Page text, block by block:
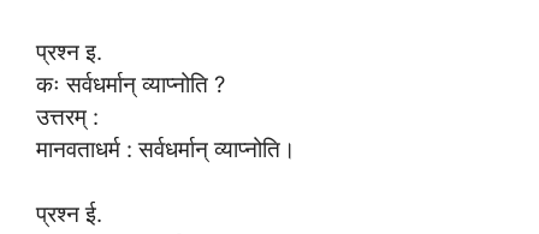
प्रश्न इ.
कः सर्वधर्मान् व्याप्नोति ?
उत्तरम् :
मानवताधर्म : सर्वधर्मान् व्याप्नोति।
प्रश्न ई.